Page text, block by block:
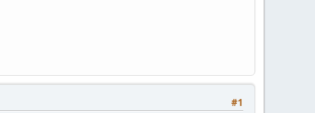
#1